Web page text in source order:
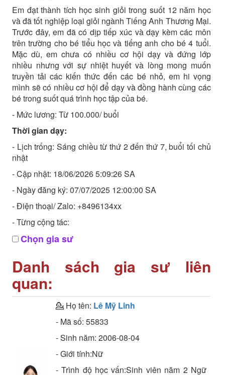
Em đạt thành tích học sinh giỏi trong suốt 12 năm học
và đã tốt nghiệp loại giỏi ngành Tiếng Anh Thương Mại.
Trước đây, em đã có dịp tiếp xúc và dạy kèm các môn
trên trường cho bé tiểu học và tiếng anh cho bé 4 tuổi.
Mặc dù, em chưa có nhiều cơ hội dạy và đứng lớp
nhiều nhưng với sự nhiệt huyết và lòng mong muốn
truyền tải các kiến thức đến các bé nhỏ, em hi vọng
mình sẽ có nhiều cơ hội để dạy và đồng hành cùng các
bé trong suốt quá trình học tập của bé.
- Mức lương: Từ 100.000/ buổi
Thời gian dạy:
- Lịch trống: Sáng chiều từ thứ 2 đến thứ 7, buổi tối chủ
nhật
- Cập nhật: 18/06/2026 5:09:26 SA
- Ngày đăng ký: 07/07/2025 12:00:00 SA
- Điện thoại/ Zalo: +8496134xx
- Từng cộng tác:
Chọn gia sư
Danh sách gia sư liên
quan:
💁 Họ tên: Lê Mỹ Linh
- Mã số: 55833
- Sinh năm: 2006-08-04
- Giới tính:Nữ
- Trình độ học vấn:Sinh viên năm 2 Ngữ